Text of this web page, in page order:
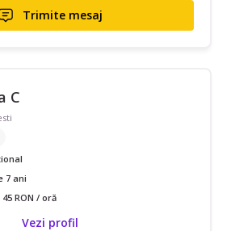
Trimite mesaj
C
7 ani
RON / oră
Vezi profil